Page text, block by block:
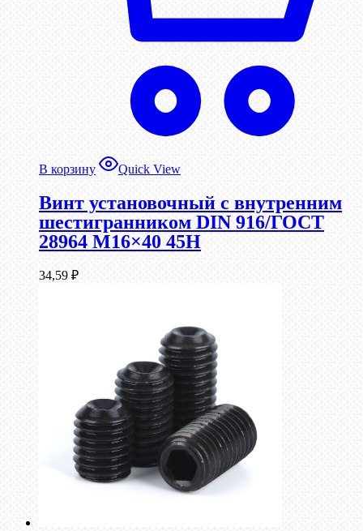
В корзину Quick View
Винт установочный с внутренним
шестигранником DIN 916/ГОСТ
28964 М16×40 45Н
34,59 ₽